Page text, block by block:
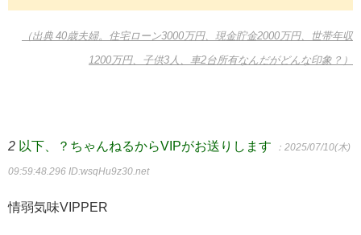
（出典 40歳夫婦。住宅ローン3000万円、現金貯金2000万円、世帯年収
1200万円、子供3人、車2台所有なんだがどんな印象？）
2 以下、？ちゃんねるからVIPがお送りします ：2025/07/10(木)
09:59:48.296 ID:wsqHu9z30.net
情弱気味VIPPER